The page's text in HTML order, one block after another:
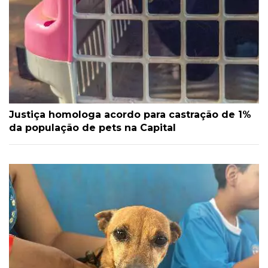
Justiça homologa acordo para castração de 1%
da população de pets na Capital